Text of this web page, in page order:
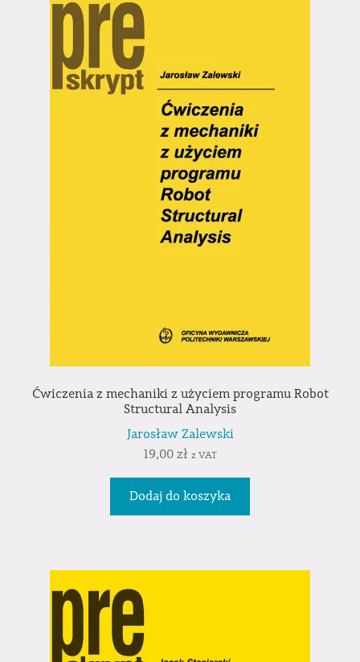
Ćwiczenia z mechaniki z użyciem programu Robot
Structural Analysis
Jarosław Zalewski
19,00 zł z VAT
Dodaj do koszyka